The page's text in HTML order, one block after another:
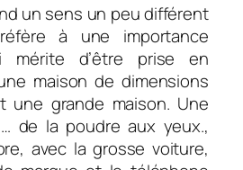
un sens un peu différent
à une importance
mérite d’être prise en
maison de dimensions
une grande maison. Une
de la poudre aux yeux.,
avec la grosse voiture,